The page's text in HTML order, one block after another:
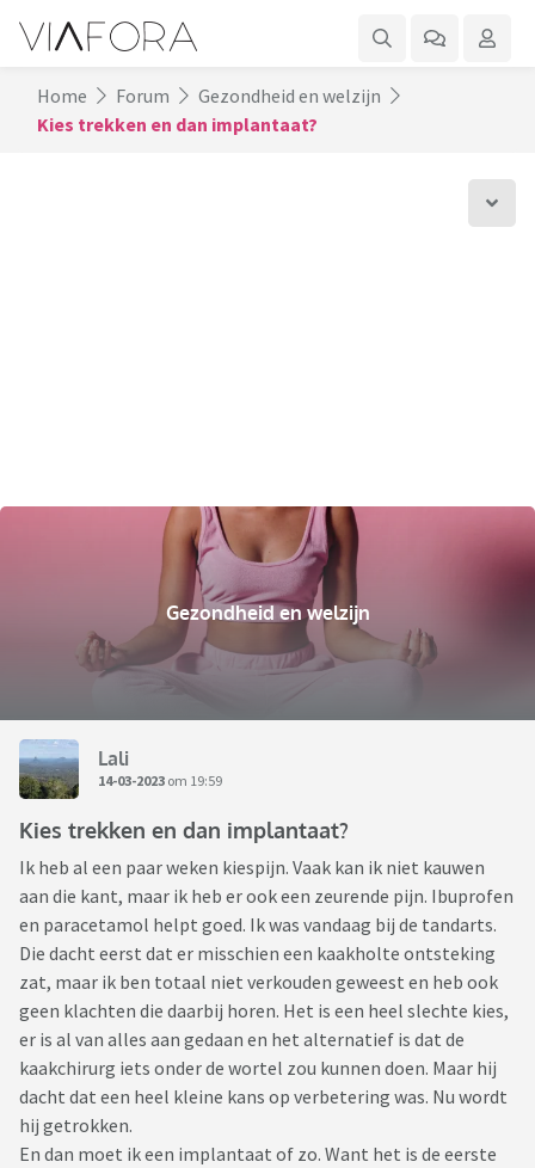
Home Forum
Gezondheid en welzijn
Kies trekken en dan implantaat?
Gezondheid en welzijn
Lali
14-03-2023 om 19:59
Kies trekken en dan implantaat?
Ik heb al een paar weken kiespijn. Vaak kan ik niet kauwen
aan die kant, maar ik heb er ook een zeurende pijn. Ibuprofen
en paracetamol helpt goed. Ik was vandaag bij de tandarts.
Die dacht eerst dat er misschien een kaakholte ontsteking
zat, maar ik ben totaal niet verkouden geweest en heb ook
geen klachten die daarbij horen. Het is een heel slechte kies,
er is al van alles aan gedaan en het alternatief is dat de
kaakchirurg iets onder de wortel zou kunnen doen. Maar hij
dacht dat een heel kleine kans op verbetering was. Nu wordt
hij getrokken.
En dan moet ik een implantaat of zo. Want het is de eerste